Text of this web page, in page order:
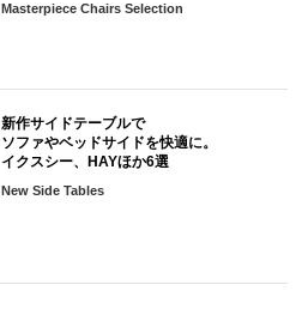
Masterpiece Chairs Selection
新作サイドテーブルで
ソファやベッドサイドを快適に。
イクスシー、HAYほか6選
New Side Tables